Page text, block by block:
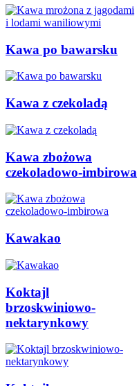
Kawa po bawarsku
Kawa z czekoladą
Kawa zbożowa
czekoladowo-imbirowa
Kawakao
Koktajl
brzoskwiniowo-
nektarynkowy